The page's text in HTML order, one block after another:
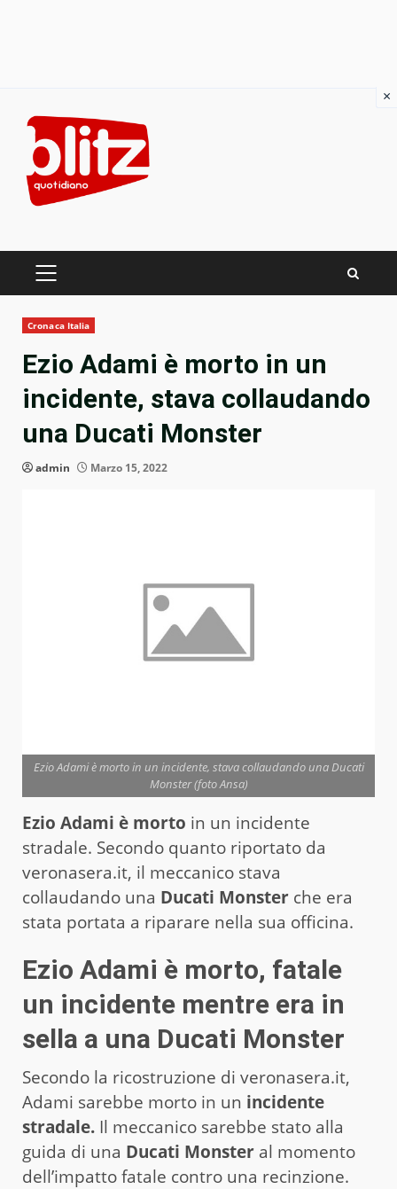
content
PRIMARY
Cronaca Italia
Ezio Adami è morto in un
incidente, stava collaudando
una Ducati Monster
admin Marzo 15, 2022
Ezio Adami è morto in un incidente, stava collaudando una Ducati
Monster (foto Ansa)
Ezio Adami è morto in un incidente
stradale. Secondo quanto riportato da
veronasera.it, il meccanico stava
collaudando una Ducati Monster che era
stata portata a riparare nella sua officina.
Ezio Adami è morto, fatale
un incidente mentre era in
sella a una Ducati Monster
Secondo la ricostruzione di veronasera.it,
Adami sarebbe morto in un incidente
stradale. Il meccanico sarebbe stato alla
guida di una Ducati Monster al momento
dell’impatto fatale contro una recinzione.
×